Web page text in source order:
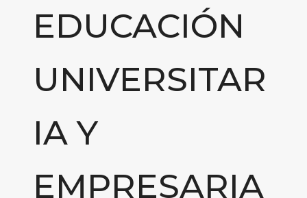
EDUCACIÓN
UNIVERSITAR
IA Y
EMPRESARIA